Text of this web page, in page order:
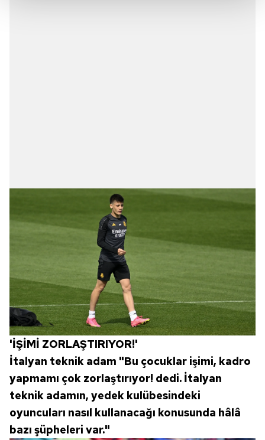
Çerezlere ilişkin tercihlerinizi aşağıda yer alan panel
vasıtasıyla belirleyebilirsiniz. Çerezlere ilişkin detaylı bilgi
için Ayarlar butonuna tıklayabilir,Çerez Bilgilendirme
ziyaret edebilirsiniz.
6698 sayılı Kişisel Verilerin Korunması Kanunu uyarınca
hazırlanmış Aydınlatma Metnimizi okumak ve sitemizde
ilgili mevzuata uygun olarak kullanılan çerezlerle ilgili bilgi
almak için lütfentıklayınız.
'İŞİMİ ZORLAŞTIRIYOR!'
İtalyan teknik adam "Bu çocuklar işimi, kadro
yapmamı çok zorlaştırıyor! dedi. İtalyan
teknik adamın, yedek kulübesindeki
oyuncuları nasıl kullanacağı konusunda hâlâ
bazı şüpheleri var."